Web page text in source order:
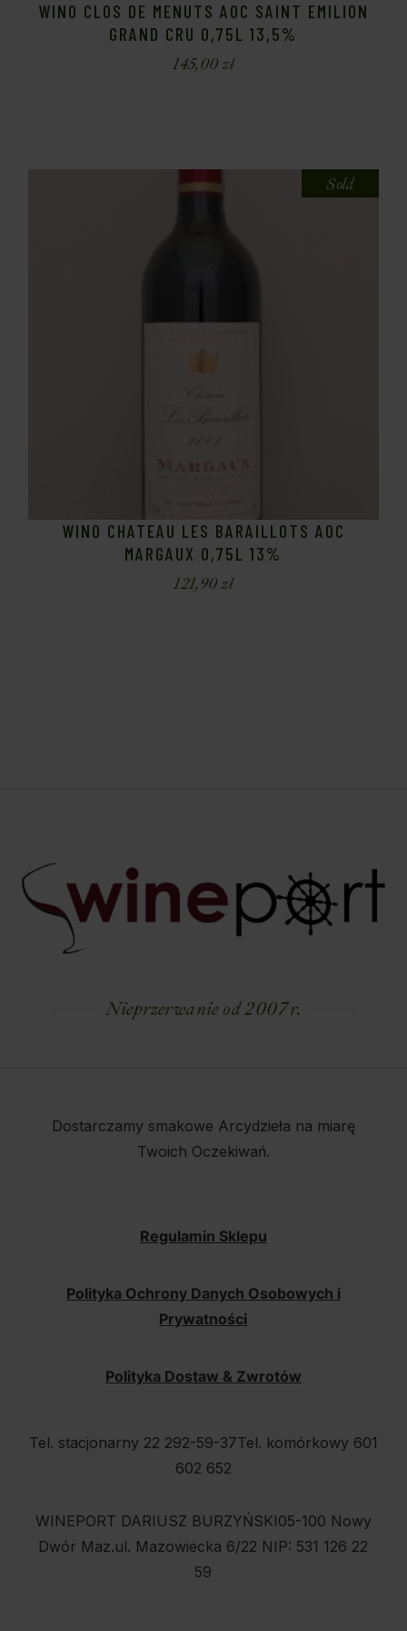
WINO CLOS DE MENUTS AOC SAINT EMILION
GRAND CRU 0,75L 13,5%
145,00zł
Sold
WINO CHATEAU LES BARAILLOTS AOC
MARGAUX 0,75L 13%
121,90zł
Nieprzerwanie od 2007 r.
Dostarczamy smakowe Arcydzieła na miarę
Twoich Oczekiwań.
Regulamin Sklepu
Polityka Ochrony Danych Osobowych i
Prywatności
Polityka Dostaw & Zwrotów
Tel. stacjonarny 22 292-59-37Tel. komórkowy 601
602 652
WINEPORT DARIUSZ BURZYŃSKI05-100 Nowy
Dwór Maz.ul. Mazowiecka 6/22 NIP: 531 126 22
59